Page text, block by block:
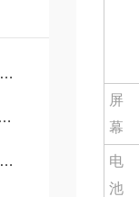
屏
幕
电
池